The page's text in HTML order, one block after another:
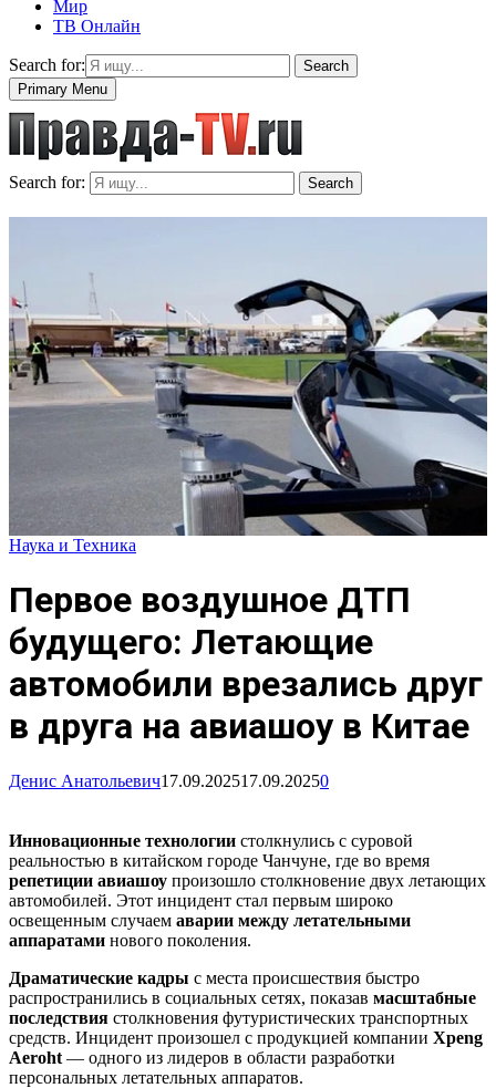
Мир
ТВ Онлайн
Search for:
Search
Primary Menu
Search for: Search
Наука и Техника
Первое воздушное ДТП
будущего: Летающие
автомобили врезались друг
в друга на авиашоу в Китае
Денис Анатольевич17.09.202517.09.20250
Инновационные технологии столкнулись с суровой
реальностью в китайском городе Чанчуне, где во время
репетиции авиашоу произошло столкновение двух летающих
автомобилей. Этот инцидент стал первым широко
освещенным случаем аварии между летательными
аппаратами нового поколения.
Драматические кадры с места происшествия быстро
распространились в социальных сетях, показав масштабные
последствия столкновения футуристических транспортных
средств. Инцидент произошел с продукцией компании Xpeng
Aeroht — одного из лидеров в области разработки
персональных летательных аппаратов.